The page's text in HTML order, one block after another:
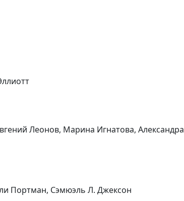
Леонов, Марина Игнатова, Александра
Портман, Сэмюэль Л. Джексон